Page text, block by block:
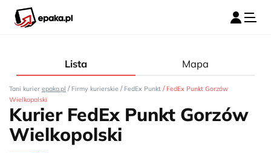
Lista Mapa
Tani kurier epaka.pl / Firmy kurierskie / FedEx Punkt / FedEx Punkt Gorzów
Wielkopolski
Kurier FedEx Punkt Gorzów
Wielkopolski